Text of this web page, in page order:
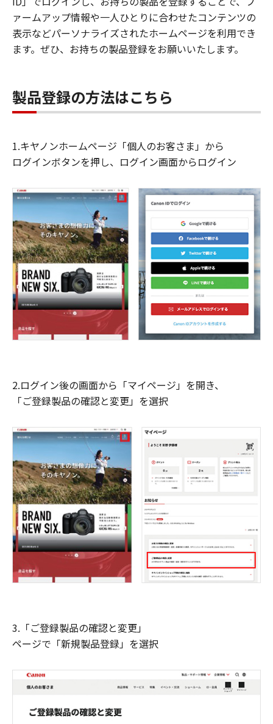
ァームアップ情報や一人ひとりに合わせたコンテンツの
表示などパーソナライズされたホームページを利用でき
ます。ぜひ、お持ちの製品登録をお願いいたします。
製品登録の方法はこちら
1.キヤノンホームページ「個人のお客さま」から
ログインボタンを押し、ログイン画面からログイン
2.ログイン後の画面から「マイページ」を開き、
「ご登録製品の確認と変更」を選択
3.「ご登録製品の確認と変更」
ページで「新規製品登録」を選択